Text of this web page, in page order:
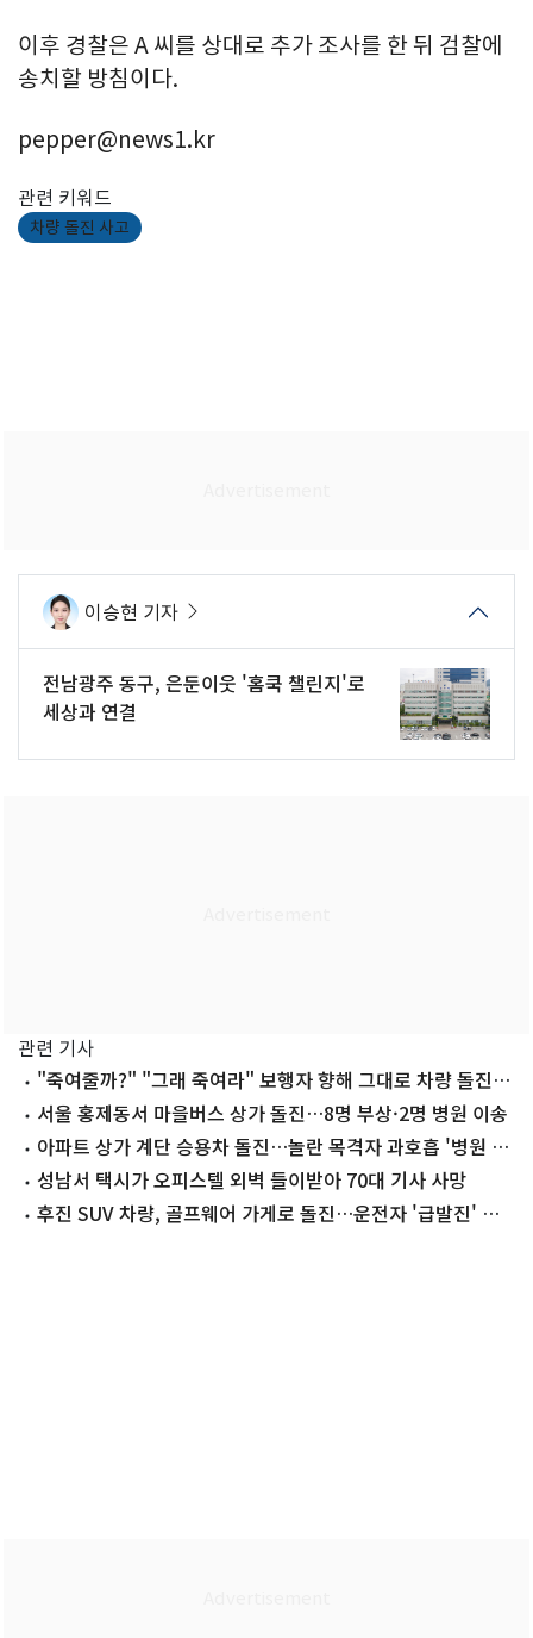
이후 경찰은 A 씨를 상대로 추가 조사를 한 뒤 검찰에
송치할 방침이다.
pepper@news1.kr
관련 키워드
차량 돌진 사고
이승현 기자
전남광주 동구, 은둔이웃 '홈쿡 챌린지'로
세상과 연결
관련 기사
"죽여줄까?" "그래 죽여라" 보행자 향해 그대로 차량 돌진한
운전자[영상]
서울 홍제동서 마을버스 상가 돌진…8명 부상·2명 병원 이송
아파트 상가 계단 승용차 돌진…놀란 목격자 과호흡 '병원 이
송'성남서 택시가 오피스텔 외벽 들이받아 70대 기사 사망
후진 SUV 차량, 골프웨어 가게로 돌진…운전자 '급발진' 주